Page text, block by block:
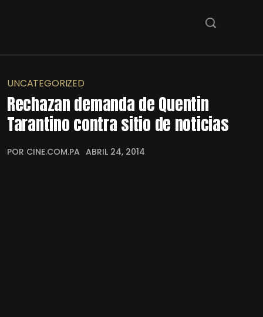
UNCATEGORIZED
Rechazan demanda de Quentin
Tarantino contra sitio de noticias
POR CINE.COM.PA ABRIL 24, 2014